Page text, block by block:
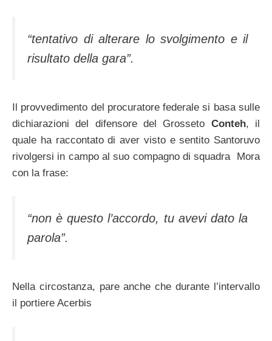
“tentativo di alterare lo svolgimento e il
risultato della gara”.
Il provvedimento del procuratore federale si basa sulle
dichiarazioni del difensore del Grosseto Conteh, il
quale ha raccontato di aver visto e sentito Santoruvo
rivolgersi in campo al suo compagno di squadra Mora
con la frase:
“non è questo l’accordo, tu avevi dato la
parola”.
Nella circostanza, pare anche che durante l’intervallo
il portiere Acerbis